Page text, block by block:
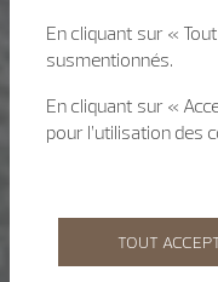
En cliquant sur «
susmentionnés.
En cliquant sur «
pour l’utilisation des
TOUT